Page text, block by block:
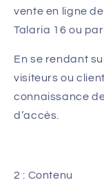
vente en ligne
Talaria 16 ou
En se rendant
visiteurs ou
connaissance
d’accès.
2 : Contenu